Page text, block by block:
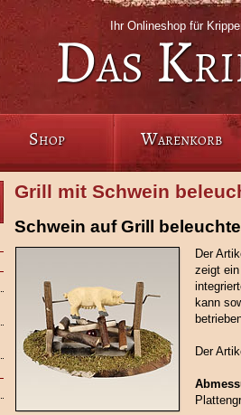
Ihr Onlineshop für
Das
Shop Warenkorb
Grill mit Schwein
Schwein auf Grill
Der
zeigt
kann
Der